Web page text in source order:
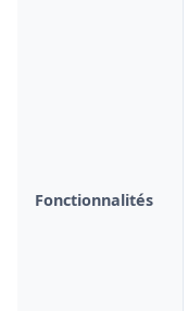
Fonctionnalités